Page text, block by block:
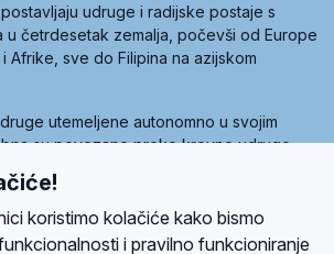
udruge i radijske postaje s
u četrdesetak zemalja, počevši od Europe
Afrike, sve do Filipina na azijskom
utemeljene autonomno u svojim
su povezane preko krovne udruge
obitelj Radio Marije (World Family of
obitelj utemeljilo je sedam članica, među
Radio Marija.
koristimo kolačiće kako bismo
i pravilno funkcioniranje